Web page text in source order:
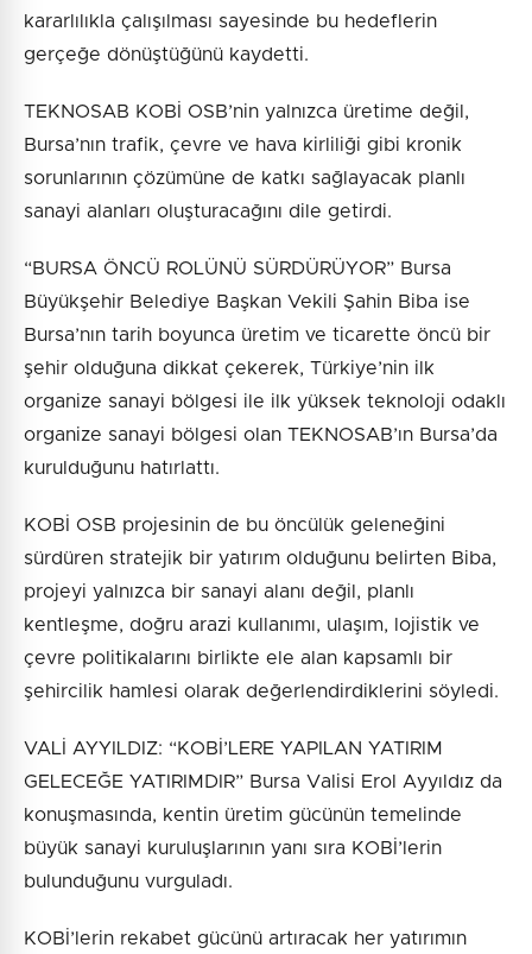
kararlılıkla çalışılması sayesinde bu hedeflerin
gerçeğe dönüştüğünü kaydetti.
TEKNOSAB KOBİ OSB’nin yalnızca üretime değil,
Bursa’nın trafik, çevre ve hava kirliliği gibi kronik
sorunlarının çözümüne de katkı sağlayacak planlı
sanayi alanları oluşturacağını dile getirdi.
“BURSA ÖNCÜ ROLÜNÜ SÜRDÜRÜYOR” Bursa
Büyükşehir Belediye Başkan Vekili Şahin Biba ise
Bursa’nın tarih boyunca üretim ve ticarette öncü bir
şehir olduğuna dikkat çekerek, Türkiye’nin ilk
organize sanayi bölgesi ile ilk yüksek teknoloji odaklı
organize sanayi bölgesi olan TEKNOSAB’ın Bursa’da
kurulduğunu hatırlattı.
KOBİ OSB projesinin de bu öncülük geleneğini
sürdüren stratejik bir yatırım olduğunu belirten Biba,
projeyi yalnızca bir sanayi alanı değil, planlı
kentleşme, doğru arazi kullanımı, ulaşım, lojistik ve
çevre politikalarını birlikte ele alan kapsamlı bir
şehircilik hamlesi olarak değerlendirdiklerini söyledi.
VALİ AYYILDIZ: “KOBİ’LERE YAPILAN YATIRIM
GELECEĞE YATIRIMDIR” Bursa Valisi Erol Ayyıldız da
konuşmasında, kentin üretim gücünün temelinde
büyük sanayi kuruluşlarının yanı sıra KOBİ’lerin
bulunduğunu vurguladı.
KOBİ’lerin rekabet gücünü artıracak her yatırımın